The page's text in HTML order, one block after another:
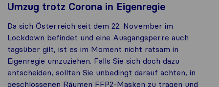
Umzug trotz Corona in Eigenregie
Da sich Österreich seit dem 22. November im
Lockdown befindet und eine Ausgangsperre auch
tagsüber gilt, ist es im Moment nicht ratsam in
Eigenregie umzuziehen. Falls Sie sich doch dazu
entscheiden, sollten Sie unbedingt darauf achten, in
geschlossenen Räumen FFP2-Masken zu tragen und